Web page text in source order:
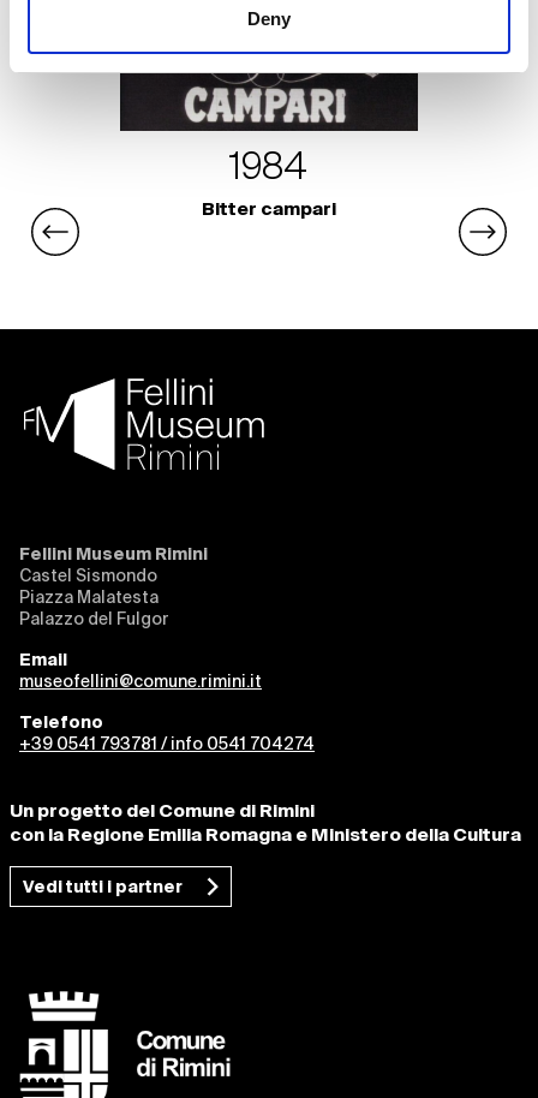
Deny
1984
Bitter campari
Fellini Museum Rimini
Castel Sismondo
Piazza Malatesta
Palazzo del Fulgor
Email
museofellini@comune.rimini.it
Telefono
+39 0541 793781 / info 0541 704274
Un progetto del Comune di Rimini
con la Regione Emilia Romagna e Ministero della Cultura
Vedi tutti i partner